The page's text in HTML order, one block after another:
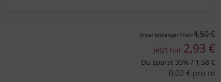
Unser bisheriger Preis 4,50 €
Jetzt nur 2,93 €
Du sparst 35% / 1,58 €
0,02 € pro m